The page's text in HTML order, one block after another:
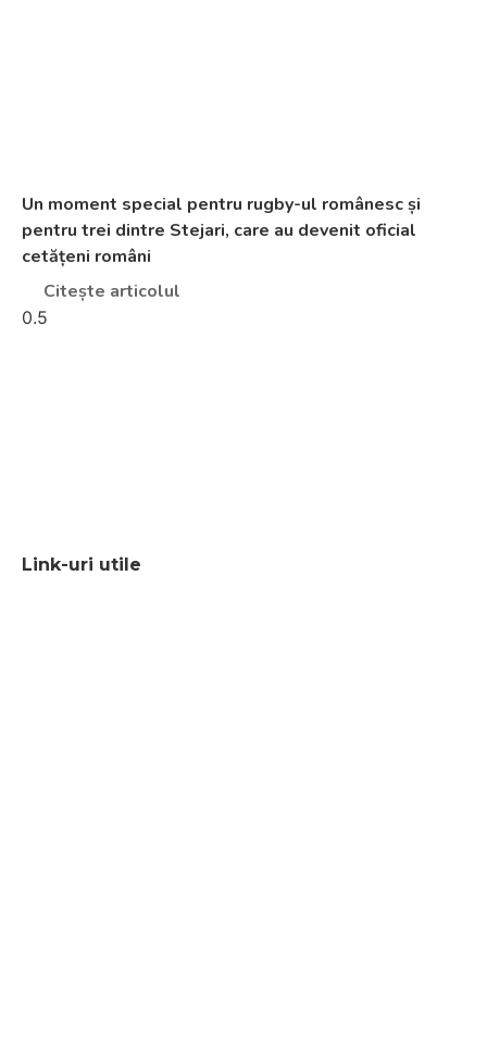
Un moment special pentru rugby-ul românesc și
pentru trei dintre Stejari, care au devenit oficial
cetățeni români
Citește articolul
Link-uri utile